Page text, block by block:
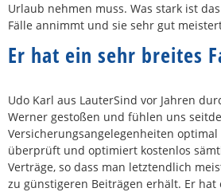
Urlaub nehmen muss. Was stark ist
Fälle annimmt und sie sehr gut
Er hat ein sehr breites
Udo Karl aus LauterSind vor Jahren
Werner gestoßen und fühlen uns
Versicherungsangelegenheiten
überprüft und optimiert kostenlos
Verträge, so dass man letztendlich
zu günstigeren Beiträgen erhält. Er hat